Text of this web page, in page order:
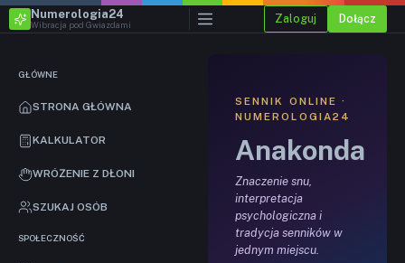
GŁÓWNE
STRONA GŁÓWNA
KALKULATOR
WRÓŻENIE Z DŁONI
SZUKAJ OSÓB
SPOŁECZNOŚĆ
Numerologia24
Wibracja pod Gwiazdami Zaloguj Dołącz
SENNIK ONLINE ·
NUMEROLOGIA24
Anakonda
Znaczenie snu,
interpretacja
psychologiczna i
tradycja senników w
jednym miejscu.